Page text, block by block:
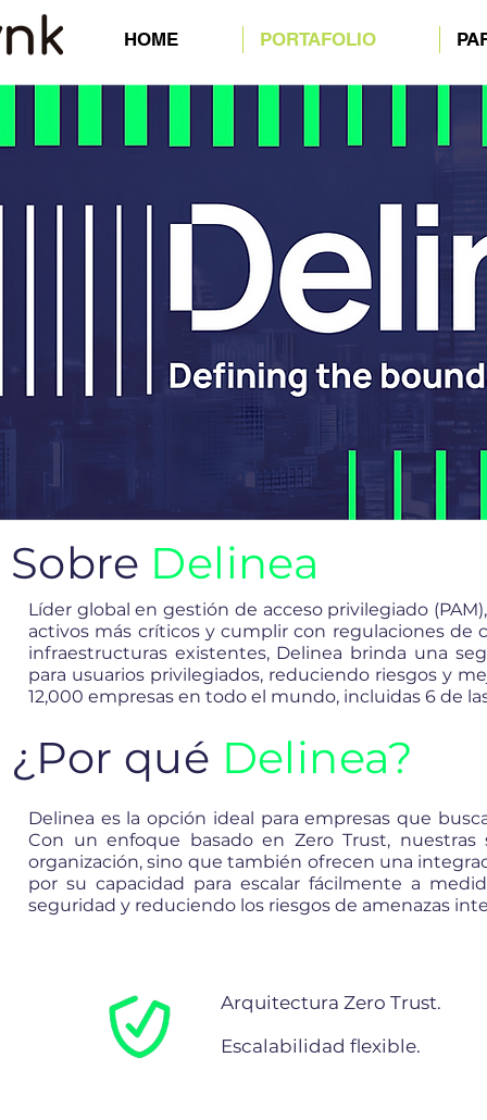
HOME PORTAFOLIO
Sobre Delinea
Líder global en gestión de acceso privilegiado
activos más críticos y cumplir con regulaciones
infraestructuras existentes, Delinea brinda una
para usuarios privilegiados, reduciendo riesgos y
12,000 empresas en todo el mundo, incluidas 6 de
¿Por qué Delinea?
Delinea es la opción ideal para empresas que
Con un enfoque basado en Zero Trust,
organización, sino que también ofrecen una
por su capacidad para escalar fácilmente a
seguridad y reduciendo los riesgos de amenazas
Arquitectura Zero Trust.
Escalabilidad flexible.